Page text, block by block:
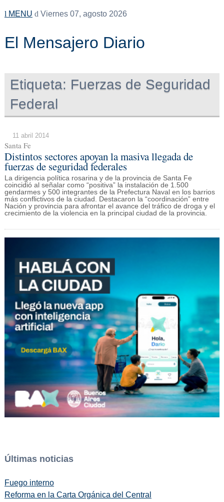
MENU Viernes 07, agosto 2026
El Mensajero Diario
Etiqueta: Fuerzas de Seguridad
Federal
11 abril 2014
Santa Fe
Distintos sectores apoyan la masiva llegada de
fuerzas de seguridad federales
La dirigencia política rosarina y de la provincia de Santa Fe
coincidió al señalar como “positiva” la instalación de 1.500
gendarmes y 500 integrantes de la Prefectura Naval en los barrios
más conflictivos de la ciudad. Destacaron la “coordinación” entre
Nación y provincia para afrontar el avance del tráfico de droga y el
crecimiento de la violencia en la principal ciudad de la provincia.
Últimas noticias
Fuego interno
Reforma en la Carta Orgánica del Central